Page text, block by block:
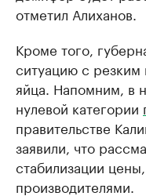
отметил Алиханов.
Кроме того,
ситуацию с
яйца. Напомним, в
нулевой категории
правительстве
заявили, что
стабилизации
производителями.